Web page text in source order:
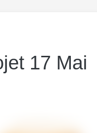
17 Mai